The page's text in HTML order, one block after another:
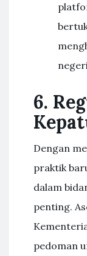
6.
Dengan
praktik
dalam
penting.
pedoman